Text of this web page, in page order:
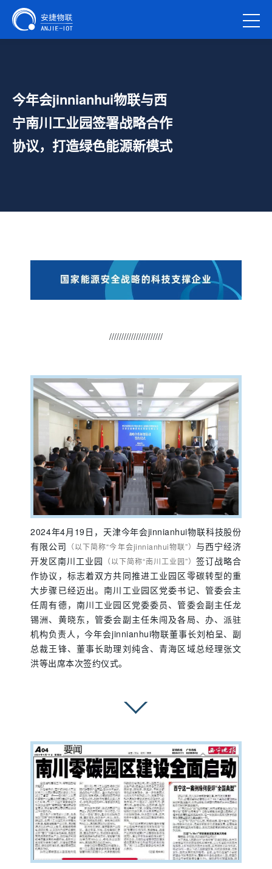
今年会jinnianhui物联与西
宁南川工业园签署战略合作
协议，打造绿色能源新模式
//////////////////////
2024年4月19日，天津今年会jinnianhui物联科技股份
有限公司 （以下简称“今年会jinnianhui物联”）与西宁经济
开发区南川工业园 （以下简称“南川工业园”）签订战略合
作协议，标志着双方共同推进工业园区零碳转型的重
大步骤已经迈出。南川工业园区党委书记、管委会主
任周有德，南川工业园区党委委员、管委会副主任龙
锡洲、黄晓东，管委会副主任朱闯及各局、办、派驻
机构负责人，今年会jinnianhui物联董事长刘柏呈、副
总裁王锋、董事长助理刘纯含、青海区域总经理张文
洪等出席本次签约仪式。